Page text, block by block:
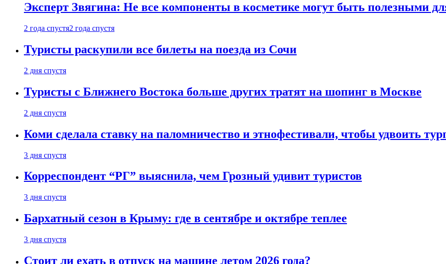
Эксперт Звягина: Не все компоненты в косметике могут быть полезными
2 года спустя2 года спустя
Туристы раскупили все билеты на поезда из Сочи
2 дня спустя
Туристы с Ближнего Востока больше других тратят на шопинг в Москве
2 дня спустя
Коми сделала ставку на паломничество и этнофестивали, чтобы удвоить
3 дня спустя
Корреспондент “РГ” выяснила, чем Грозный удивит туристов
3 дня спустя
Бархатный сезон в Крыму: где в сентябре и октябре теплее
3 дня спустя
Стоит ли ехать в отпуск на машине летом 2026 года?